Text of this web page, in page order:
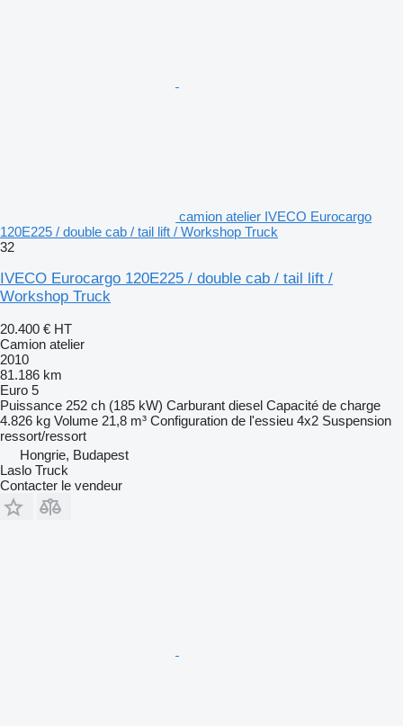
camion atelier IVECO Eurocargo
120E225 / double cab / tail lift / Workshop Truck
32
IVECO Eurocargo 120E225 / double cab / tail lift /
Workshop Truck
20.400 € HT
Camion atelier
2010
81.186 km
Euro 5
Puissance 252 ch (185 kW) Carburant diesel Capacité de charge
4.826 kg Volume 21,8 m³ Configuration de l'essieu 4x2 Suspension
ressort/ressort
Hongrie, Budapest
Laslo Truck
Contacter le vendeur